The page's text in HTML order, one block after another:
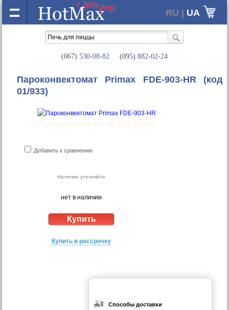
RU | UA
(067) 530-08-82 (095) 882-02-24
Пароконвектомат Primax FDE-903-HR(код
01/933)
Пароконвектомат Primax FDE-903-HR
Добавить к сравнению
Наличие уточняйте
нет в наличии
Купить в рассрочку
Способы доставки